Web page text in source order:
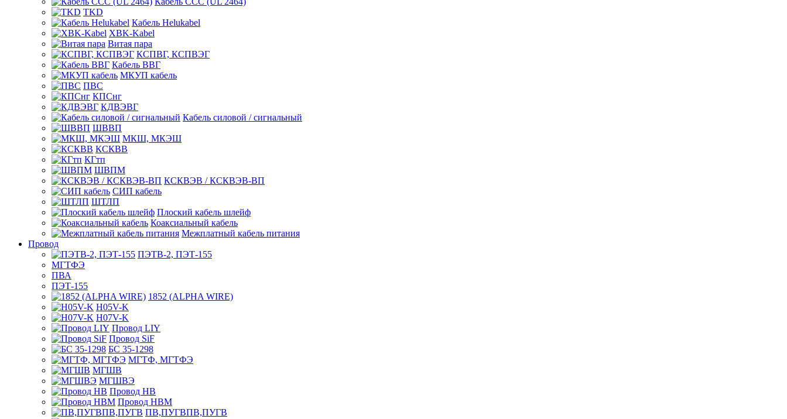
TKD
Кабель Helukabel
XBK-Kabel
Витая пара
КСПВГ, КСПВЭГ
Кабель ВВГ
МКУП кабель
ПВС
КПСнг
КДВЭВГ
Кабель силовой / сигнальный
ШВВП
МКШ, МКЭШ
КСКВВ
КГтп
ШВПМ
КСКВЭВ / КСКВЭВ-ВП
СИП кабель
ШТЛП
Плоский кабель шлейф
Коаксиальный кабель
Межплатный кабель питания
Провод
ПЭТВ-2, ПЭТ-155
МГТФЭ
ПВА
ПЭТ-155
1852 (ALPHA WIRE)
H05V-K
H07V-K
Провод LIY
Провод SiF
БС 35-1298
МГТФ, МГТФЭ
МГШВ
МГШВЭ
Провод НВ
Провод НВМ
ПВ,ПУГВПВ,ПУГВ